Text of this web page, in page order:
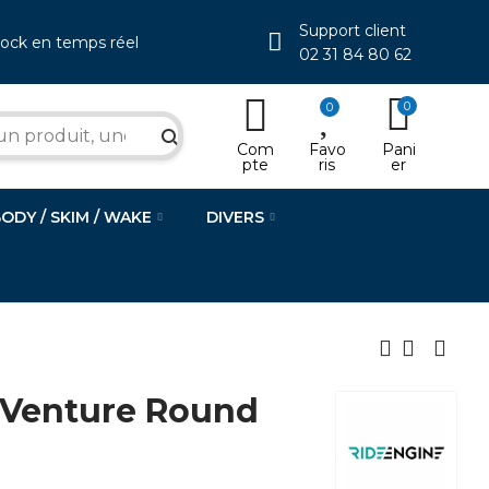
en temps réel
Support client
02 31 84 80 62
search Com
pte
0
Favo
ris
0
Pani
er
/ SKIM / WAKE DIVERS
Venture Round